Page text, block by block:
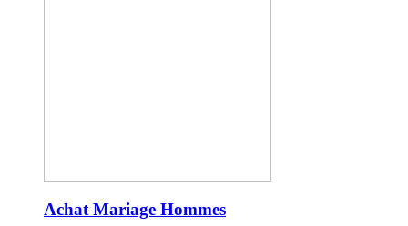
Achat Mariage Hommes